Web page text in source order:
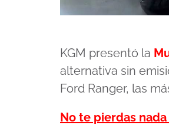
KGM presentó la
alternativa sin
Ford Ranger, las
No te pierdas